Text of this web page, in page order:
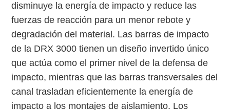
disminuye la energía de impacto y reduce las
fuerzas de reacción para un menor rebote y
degradación del material. Las barras de impacto
de la DRX 3000 tienen un diseño invertido único
que actúa como el primer nivel de la defensa de
impacto, mientras que las barras transversales del
canal trasladan eficientemente la energía de
impacto a los montajes de aislamiento. Los